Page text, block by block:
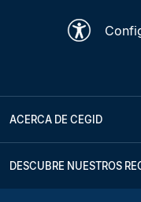
ACERCA DE CEGID
DESCUBRE NUESTROS